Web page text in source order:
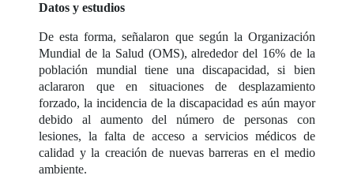
Datos y estudios
De esta forma, señalaron que según la Organización
Mundial de la Salud (OMS), alrededor del 16% de la
población mundial tiene una discapacidad, si bien
aclararon que en situaciones de desplazamiento
forzado, la incidencia de la discapacidad es aún mayor
debido al aumento del número de personas con
lesiones, la falta de acceso a servicios médicos de
calidad y la creación de nuevas barreras en el medio
ambiente.